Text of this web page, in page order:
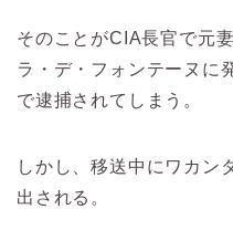
そのことがCIA長官で元
ラ・デ・フォンテーヌに
で逮捕されてしまう。
しかし、移送中にワカン
出される。